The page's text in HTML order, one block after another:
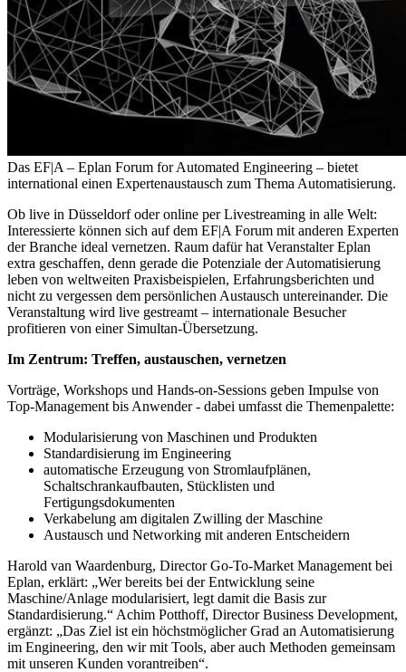
Das EF|A – Eplan Forum for Automated Engineering – bietet
international einen Expertenaustausch zum Thema Automatisierung.
Ob live in Düsseldorf oder online per Livestreaming in alle Welt:
Interessierte können sich auf dem EF|A Forum mit anderen Experten
der Branche ideal vernetzen. Raum dafür hat Veranstalter Eplan
extra geschaffen, denn gerade die Potenziale der Automatisierung
leben von weltweiten Praxisbeispielen, Erfahrungsberichten und
nicht zu vergessen dem persönlichen Austausch untereinander. Die
Veranstaltung wird live gestreamt – internationale Besucher
profitieren von einer Simultan-Übersetzung.
Im Zentrum: Treffen, austauschen, vernetzen
Vorträge, Workshops und Hands-on-Sessions geben Impulse von
Top-Management bis Anwender - dabei umfasst die Themenpalette:
Modularisierung von Maschinen und Produkten
Standardisierung im Engineering
automatische Erzeugung von Stromlaufplänen,
Schaltschrankaufbauten, Stücklisten und
Fertigungsdokumenten
Verkabelung am digitalen Zwilling der Maschine
Austausch und Networking mit anderen Entscheidern
Harold van Waardenburg, Director Go-To-Market Management bei
Eplan, erklärt: „Wer bereits bei der Entwicklung seine
Maschine/Anlage modularisiert, legt damit die Basis zur
Standardisierung.“ Achim Potthoff, Director Business Development,
ergänzt: „Das Ziel ist ein höchstmöglicher Grad an Automatisierung
im Engineering, den wir mit Tools, aber auch Methoden gemeinsam
mit unseren Kunden vorantreiben“.